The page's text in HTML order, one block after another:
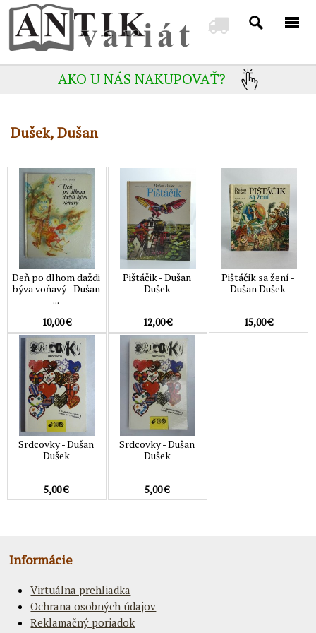
AKO U NÁS NAKUPOVAŤ?
Dušek, Dušan
Deň po dlhom daždi
býva voňavý - Dušan
...
10,00 €
Pištáčik - Dušan
Dušek
12,00 €
Pištáčik sa žení -
Dušan Dušek
15,00 €
Srdcovky - Dušan
Dušek
5,00 €
Srdcovky - Dušan
Dušek
5,00 €
Informácie
Virtuálna prehliadka
Ochrana osobných údajov
Reklamačný poriadok